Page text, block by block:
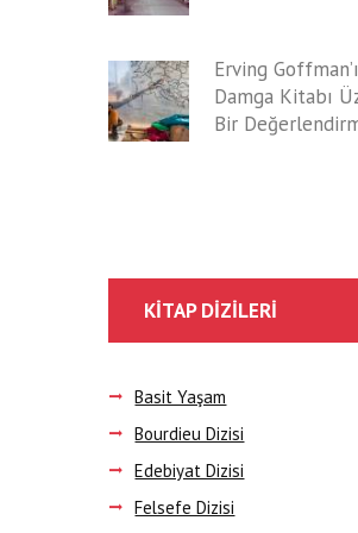
Erving
Damga Kitabı
Bir
KITAP DIZILERI
Basit Yaşam
Bourdieu Dizisi
Edebiyat Dizisi
Felsefe Dizisi